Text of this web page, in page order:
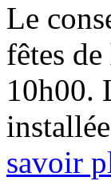
Le
fêtes
10h00.
savoir